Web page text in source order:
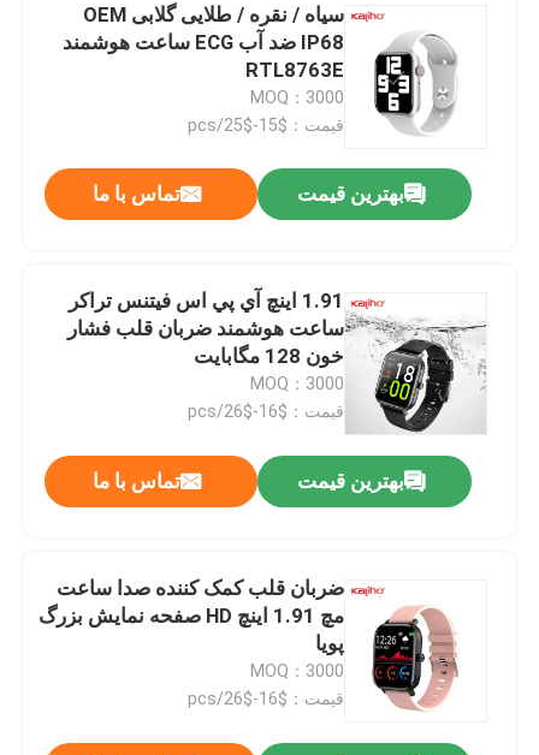
سیاه / نقره / طلایی گلابی OEM
IP68 ضد آب ECG ساعت هوشمند
RTL8763E
MOQ：3000
قیمت：$15-$25/pcs
بهترین قیمت تماس با ما
1.91 اينچ آي پي اس فيتنس تراکر
ساعت هوشمند ضربان قلب فشار
خون 128 مگابايت
MOQ：3000
قیمت：$16-$26/pcs
بهترین قیمت تماس با ما
ضربان قلب کمک کننده صدا ساعت
مچ 1.91 اینچ HD صفحه نمایش بزرگ
پویا
MOQ：3000
قیمت：$16-$26/pcs